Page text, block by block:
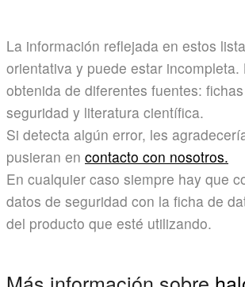
La información reflejada en estos
orientativa y puede estar incompleta.
obtenida de diferentes fuentes:
seguridad y literatura científica.
Si detecta algún error, les
pusieran en contacto con nosotros.
En cualquier caso siempre hay que
datos de seguridad con la ficha de
del producto que esté utilizando.